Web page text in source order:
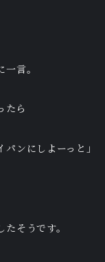
言。
たら
ンにしよーっと」
そうです。